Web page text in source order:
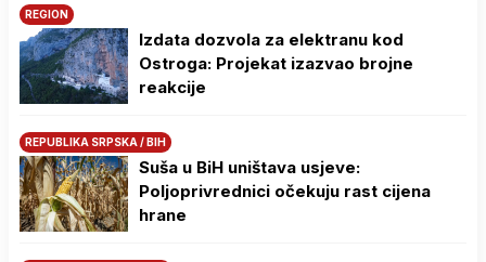
REGION
Izdata dozvola za elektranu kod
Ostroga: Projekat izazvao brojne
reakcije
REPUBLIKA SRPSKA / BIH
Suša u BiH uništava usjeve:
Poljoprivrednici očekuju rast cijena
hrane